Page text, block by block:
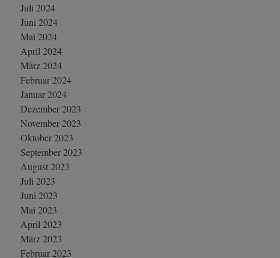
Juli 2024
Juni 2024
Mai 2024
April 2024
März 2024
Februar 2024
Januar 2024
Dezember 2023
November 2023
Oktober 2023
September 2023
August 2023
Juli 2023
Juni 2023
Mai 2023
April 2023
März 2023
Februar 2023